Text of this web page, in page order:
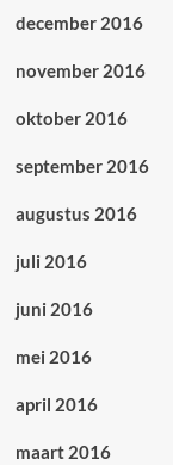
december 2016
november 2016
oktober 2016
september 2016
augustus 2016
juli 2016
juni 2016
mei 2016
april 2016
maart 2016